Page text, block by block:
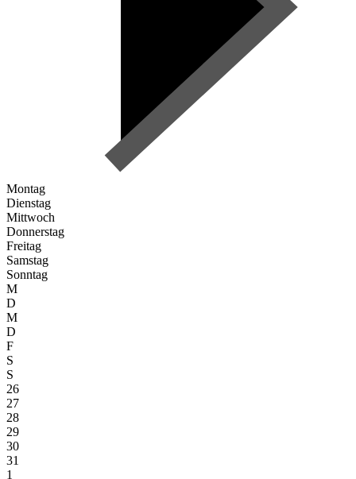
Montag
Dienstag
Mittwoch
Donnerstag
Freitag
Samstag
Sonntag
M
D
M
D
F
S
S
26
27
28
29
30
31
1